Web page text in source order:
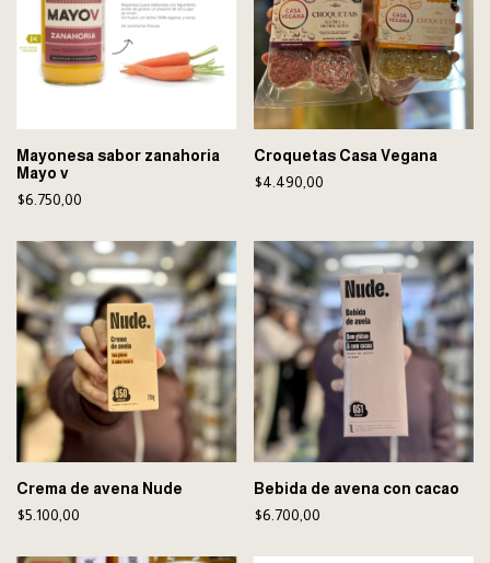
Mayonesa sabor zanahoria
Mayo v
$6.750,00
Croquetas Casa Vegana
$4.490,00
Crema de avena Nude
$5.100,00
Bebida de avena con cacao
$6.700,00